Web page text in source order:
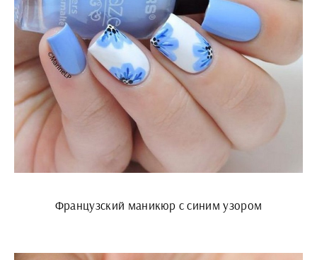
Французский маникюр с синим узором